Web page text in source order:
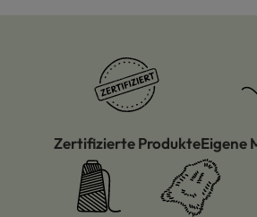
Zertifizierte ProdukteEigene